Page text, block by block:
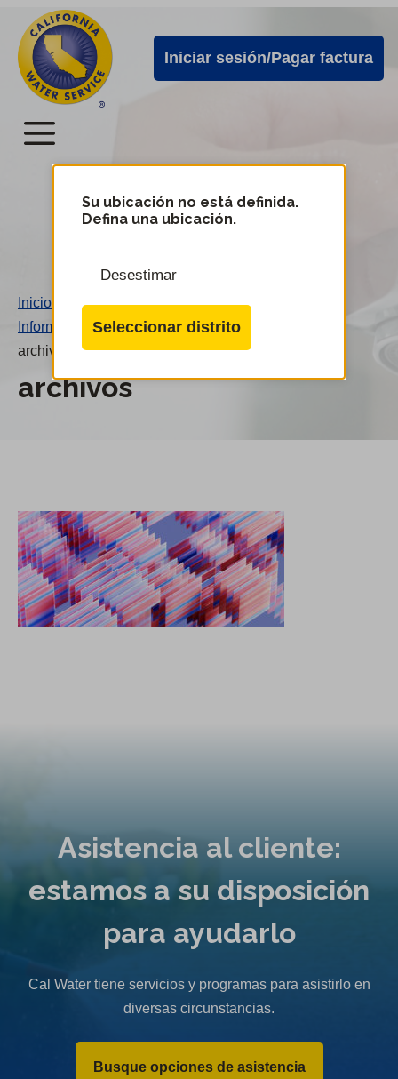
directamente
contenido
principal
Alertas
de
Cal
Water
Iniciar sesión/Pagar factura
Menú
Menú
servicio
de
Cal
Water
Su ubicación no está definida.
Defina una ubicación.
Desestimar
Seleccionar distrito
Inicio
Información de la compañía /
archivos
archivos
Asistencia al cliente:
estamos a su disposición
para ayudarlo
Cal Water tiene servicios y programas para asistirlo en
diversas circunstancias.
Busque opciones de asistencia